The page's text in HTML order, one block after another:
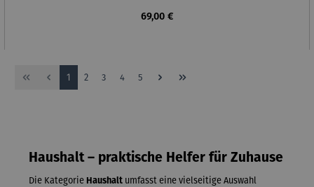
Regulärer Preis:
69,00 €
Seite
1 Seite
2 Seite
3 Seite
4 Seite
5
Haushalt – praktische Helfer für Zuhause
Die Kategorie Haushalt umfasst eine vielseitige Auswahl